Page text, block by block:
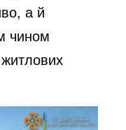
а й
чином